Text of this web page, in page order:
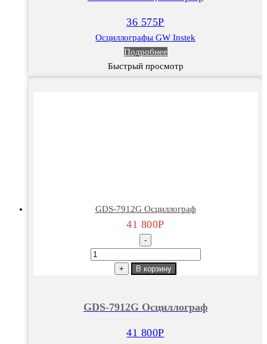
36 575Р
Осциллографы GW Instek
Подробнее
Быстрый просмотр
GDS-7912G Осциллограф
41 800Р
-
Количество
Осциллограф
+ В корзину
GDS-7912G Осциллограф
41 800Р